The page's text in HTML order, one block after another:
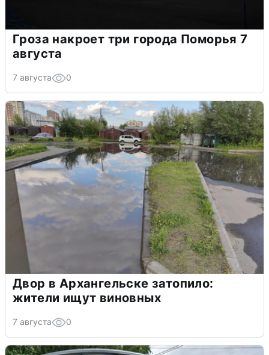
Гроза накроет три города Поморья 7
августа
7 августа 0
Двор в Архангельске затопило:
жители ищут виновных
7 августа 0